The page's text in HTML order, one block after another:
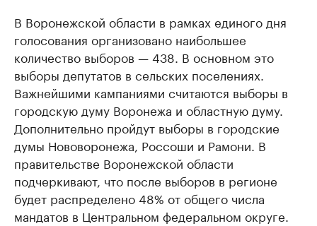
В Воронежской области в рамках единого дня
голосования организовано наибольшее
количество выборов — 438. В основном это
выборы депутатов в сельских поселениях.
Важнейшими кампаниями считаются выборы в
городскую думу Воронежа и областную думу.
Дополнительно пройдут выборы в городские
думы Нововоронежа, Россоши и Рамони. В
правительстве Воронежской области
подчеркивают, что после выборов в регионе
будет распределено 48% от общего числа
мандатов в Центральном федеральном округе.